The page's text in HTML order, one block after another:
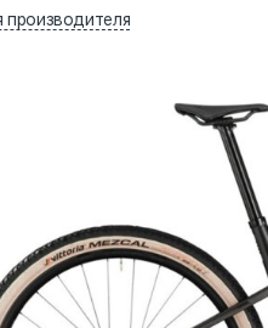
производителя